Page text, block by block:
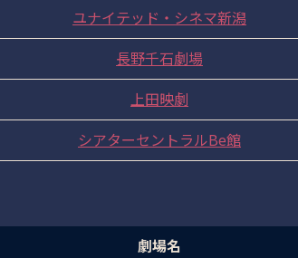
ユナイテッド・シネマ新潟
長野千石劇場
上田映劇
シアターセントラルBe館
劇場名